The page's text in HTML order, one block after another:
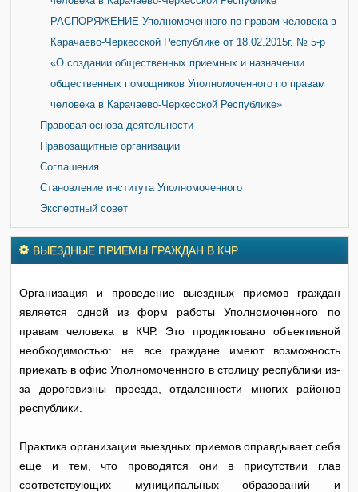
РАСПОРЯЖЕНИЕ Уполномоченного по правам человека в
Карачаево-Черкесской Республике от 18.02.2015г. № 5-р
«О создании общественных приемных и назначении
общественных помощников Уполномоченного по правам
человека в Карачаево-Черкесской Республике»
Правовая основа деятельности
Правозащитные организации
Соглашения
Становление института Уполномоченного
Экспертный совет
ВЫЕЗДНЫЕ ПРИЕМЫ ГРАЖДАН В КЧР
Организация и проведение выездных приемов граждан
является одной из форм работы Уполномоченного по
правам человека в КЧР. Это продиктовано объективной
необходимостью: не все граждане имеют возможность
приехать в офис Уполномоченного в столицу республики из-
за дороговизны проезда, отдаленности многих районов
республики.
Практика организации выездных приемов оправдывает себя
еще и тем, что проводятся они в присутствии глав
соответствующих муниципальных образований и